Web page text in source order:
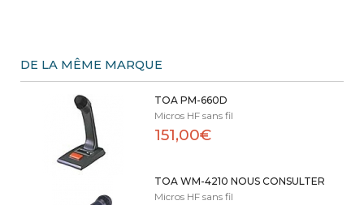
DE LA MÊME MARQUE
TOA PM-660D
Micros HF sans fil
151,00€
TOA WM-4210 NOUS CONSULTER
Micros HF sans fil